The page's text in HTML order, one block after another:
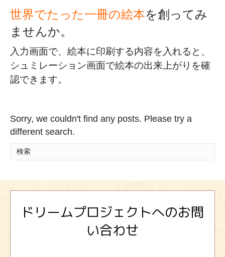
世界でたった一冊の絵本を創ってみ
ませんか。
入力画面で、絵本に印刷する内容を入れると、
シュミレーション画面で絵本の出来上がりを確
認できます。
Sorry, we couldn't find any posts. Please try a
different search.
ドリームプロジェクトへのお問
い合わせ